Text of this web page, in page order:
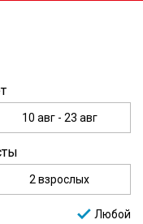
10 авг - 23 авг
2 взрослых
Любой